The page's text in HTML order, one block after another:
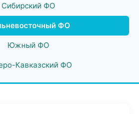
Сибирский ФО
ФО
Южный ФО
Кавказский ФО